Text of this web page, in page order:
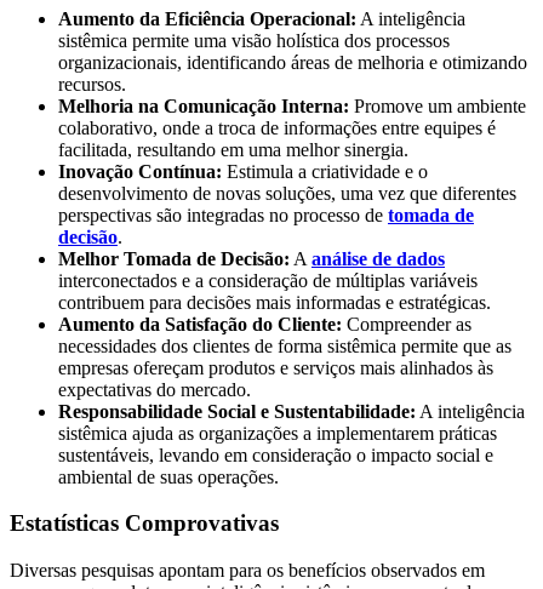
Aumento da Eficiência Operacional: A inteligência
sistêmica permite uma visão holística dos processos
organizacionais, identificando áreas de melhoria e otimizando
recursos.
Melhoria na Comunicação Interna: Promove um ambiente
colaborativo, onde a troca de informações entre equipes é
facilitada, resultando em uma melhor sinergia.
Inovação Contínua: Estimula a criatividade e o
desenvolvimento de novas soluções, uma vez que diferentes
perspectivas são integradas no processo de tomada de
decisão.
Melhor Tomada de Decisão: A análise de dados
interconectados e a consideração de múltiplas variáveis
contribuem para decisões mais informadas e estratégicas.
Aumento da Satisfação do Cliente: Compreender as
necessidades dos clientes de forma sistêmica permite que as
empresas ofereçam produtos e serviços mais alinhados às
expectativas do mercado.
Responsabilidade Social e Sustentabilidade: A inteligência
sistêmica ajuda as organizações a implementarem práticas
sustentáveis, levando em consideração o impacto social e
ambiental de suas operações.
Estatísticas Comprovativas
Diversas pesquisas apontam para os benefícios observados em